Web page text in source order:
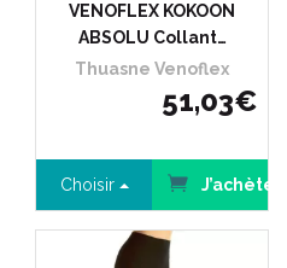
VENOFLEX KOKOON
ABSOLU Collant…
Thuasne Venoflex
51,03€
Choisir J’achète